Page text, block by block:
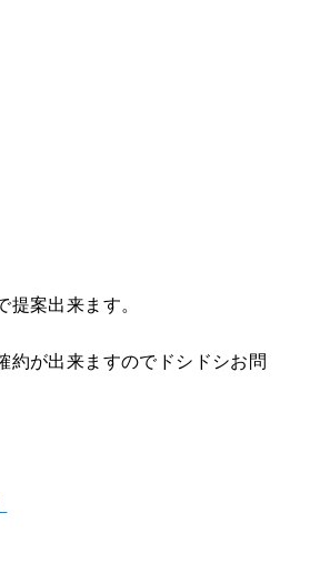
案出来ます。
約が出来ますのでドシドシお問